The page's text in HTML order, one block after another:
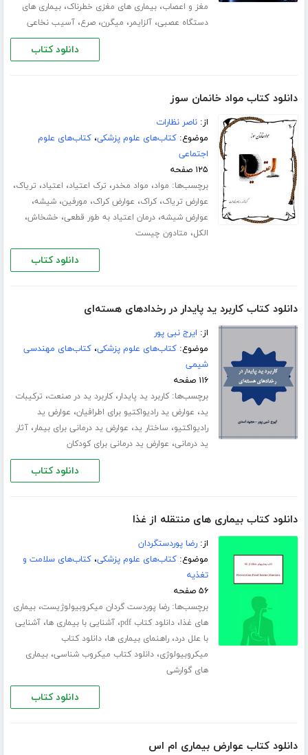
مغز و اعصاب،بیماری های مغزی خطرناک،بیماری های
دستگاه عصبی،آلزایمر، میگرن،صرع،آسیب نخاعی
دانلود کتاب
دانلود کتاب مواد خانمان سوز
از:ناصر نظارات
موضوع:کتاب‌های علوم پزشکی،کتاب‌های علوم
اجتماعی
۱۲۵ صفحه
برچسب‌ها: مواد، مواد مخدر، ترک اعتیاد، اعتیاد، تریاک،
عوارض تریاک،کراک، عوارض کراک، مورفین،شیشه،
عوارض شیشه،درمان اعتیاد به طور قطعی، خشخاش،
الکل، متادون چیست
دانلود کتاب
دانلود کتاب کاربرد ید پایدار در رخدادهای هسته‌ای
از: ایرج نبی پور
موضوع:کتاب‌های علوم پزشکی،کتاب‌های مهندسی
شیمی
۱۱۶ صفحه
برچسب‌ها:کاربرد ید پایدار،کاربرد ید در صنعت، ترکیبات
ید، عوارض ید رادیواکتیو برای اطرافیان، عوارض ید
رادیواکتیو، ساختار ید، عوارض ید درمانی برای بیمار،آثار
ید درمانی، عوارض ید درمانی برای کودکان
دانلود کتاب
دانلود کتاب بیماری های منتقله از غذا
از:رضا پوردستگردان
موضوع:کتاب‌های علوم پزشکی،کتاب‌های سلامت و
تغذیه
۵۶ صفحه
برچسب‌ها:رضا پوردست گردان میکروبیولوژیست،بیماری
های غذا،دانلود کتاب pdf ،آشنایی با بیماری ها،آشنایی
با علل درد،راهنمای بیماری ها،دانلود کتاب
میکروبیولوژی،دانلود کتاب میکروب شناسی،بیماری
های گوارشی
دانلود کتاب
دانلود کتاب عوارض بیماری ام اس